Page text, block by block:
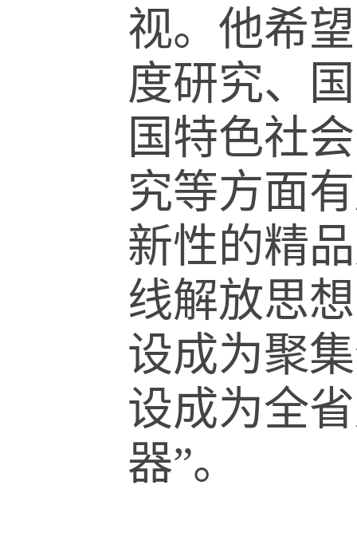
视。他希
度研究、
国特色社
究等方面
新性的精
线解放思
设成为聚
设成为全
器”。